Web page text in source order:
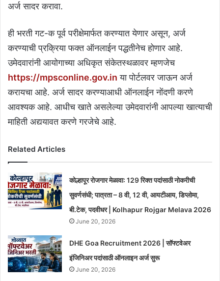
अर्ज सादर करावा.
ही भरती गट-क पूर्व परीक्षेमार्फत करण्यात येणार असून, अर्ज
करण्याची प्रक्रिया फक्त ऑनलाईन पद्धतीनेच होणार आहे.
उमेदवारांनी आयोगाच्या अधिकृत संकेतस्थळावर म्हणजेच
https://mpsconline.gov.in या पोर्टलवर जाऊन अर्ज
करायचा आहे. अर्ज सादर करण्याआधी ऑनलाईन नोंदणी करणे
आवश्यक आहे. आधीच खाते असलेल्या उमेदवारांनी आपल्या खात्याची
माहिती अद्ययावत करणे गरजेचे आहे.
Related Articles
कोल्हापूर रोजगार मेळावा: 129 रिक्त पदांसाठी नोकरीची
सुवर्णसंधी; पात्रता – 8 वी, 12 वी, आयटीआय, डिप्लोमा,
बी.टेक, पदवीधर | Kolhapur Rojgar Melava 2026
June 20, 2026
DHE Goa Recruitment 2026 | सॉफ्टवेअर
इंजिनिअर पदांसाठी ऑनलाइन अर्ज सुरू
June 20, 2026